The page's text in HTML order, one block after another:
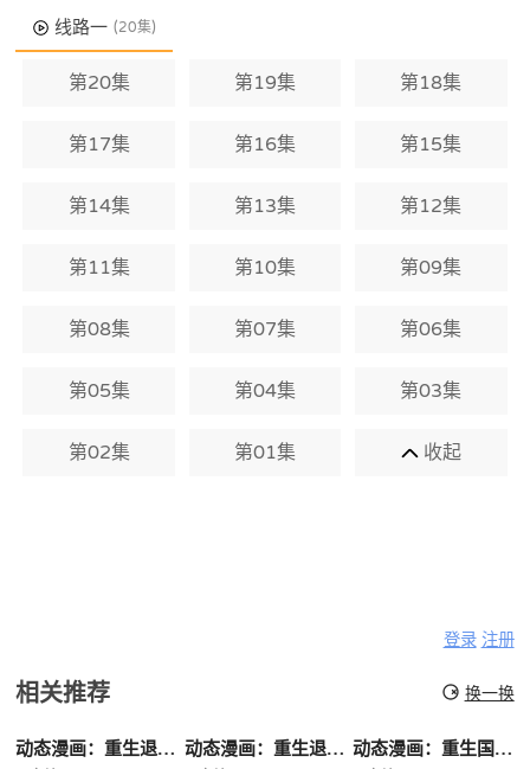
线路一 (20集)
第20集 第19集 第18集
第17集 第16集 第15集
第14集 第13集 第12集
第11集 第10集 第09集
第08集 第07集 第06集
第05集 第04集 第03集
第02集 第01集 收起
登录 注册
相关推荐 换一换
动态漫画：重生退婚妻第二季 动态漫画：重生退婚妻 动态漫画：重生国民千金